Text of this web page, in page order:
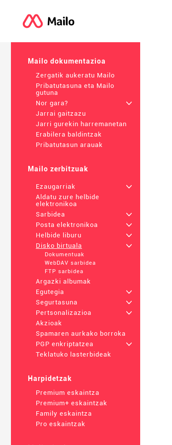
Mailo dokumentazioa
Zergatik aukeratu Mailo
Pribatutasuna eta Mailo
gutuna
Nor gara?
+
Jarrai gaitzazu
Jarri gurekin harremanetan
Erabilera baldintzak
Pribatutasun arauak
Mailo zerbitzuak
Ezaugarriak
+
Aldatu zure helbide
elektronikoa
Sarbidea
+
Posta elektronikoa
+
Helbide liburu
+
Disko birtuala
+
Dokumentuak
WebDAV sarbidea
FTP sarbidea
Argazki albumak
Egutegia
+
Segurtasuna
+
Pertsonalizazioa
+
Akzioak
Spamaren aurkako borroka
PGP enkriptatzea
+
Teklatuko lasterbideak
Harpidetzak
Premium eskaintza
Premium+ eskaintzak
Family eskaintza
Pro eskaintzak